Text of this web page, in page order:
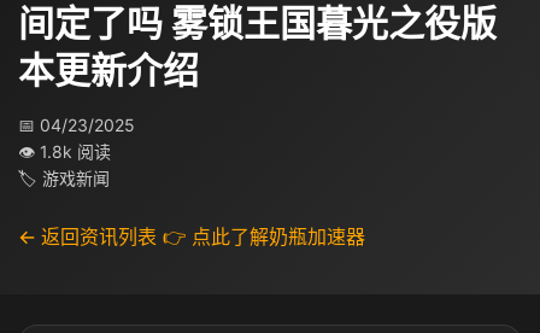
间定了吗 雾锁王国暮光之役版
本更新介绍
📅 04/23/2025
👁 1.8k 阅读
🏷 游戏新闻
← 返回资讯列表 👉 点此了解奶瓶加速器